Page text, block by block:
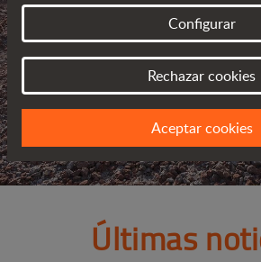
AUSA
SIGUE LAS NOVEDADES
Últimas
Configurar
Rechazar cookies
Aceptar cookies